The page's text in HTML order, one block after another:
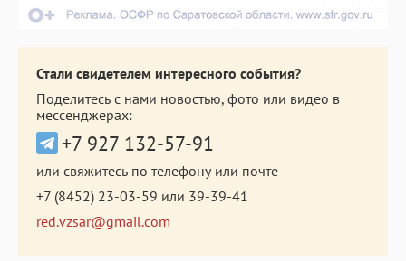
Стали свидетелем интересного события?
Поделитесь с нами новостью, фото или видео в
мессенджерах:
+7 927 132-57-91
или свяжитесь по телефону или почте
+7 (8452) 23-03-59 или 39-39-41
red.vzsar@gmail.com